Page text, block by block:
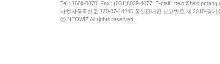
Tel : 1600-8870 Fax : (031)8039-4077 E-mail :
사업자등록번호 120-87-14245 통신판매업 신고번호 제 2010-경
ⓒ NEOWIZ All rights reserved.